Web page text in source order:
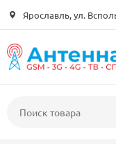
Ярославль, ул.